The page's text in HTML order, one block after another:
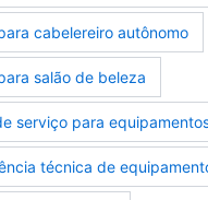
cabelereiro autônomo
salão de beleza
serviço para
técnica de